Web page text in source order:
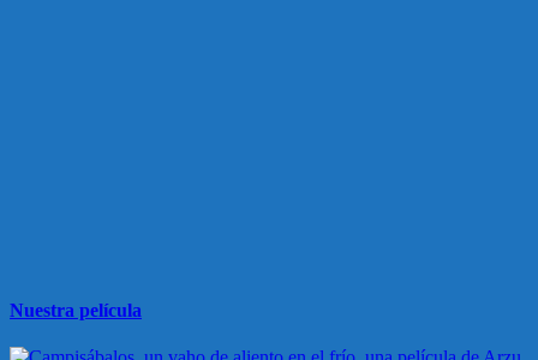
Nuestra película